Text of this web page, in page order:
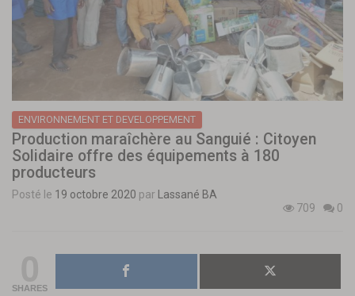
ENVIRONNEMENT ET DEVELOPPEMENT
Production maraîchère au Sanguié : Citoyen
Solidaire offre des équipements à 180
producteurs
Posté le 19 octobre 2020 par
Lassané BA
709
0
SHARES